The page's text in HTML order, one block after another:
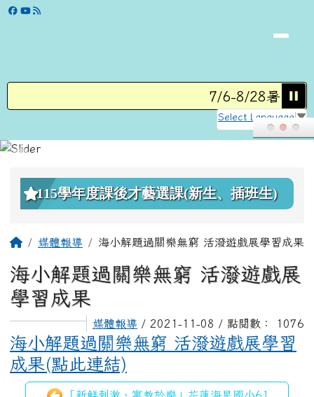
跳至主內容區
學校網站
7/6-8/28暑假營
Select Language ▼
上中區域內容
115學年度課後才藝選課(新生、插班生)
主內容區域
回首頁媒體報導 海小解題過關樂無窮 活潑遊戲展學習成果
海小解題過關樂無窮 活潑遊戲展
學習成果
媒體報導 / 2021-11-08 / 點閱數： 1076
海小解題過關樂無窮 活潑遊戲展學習
成果(點此連結)